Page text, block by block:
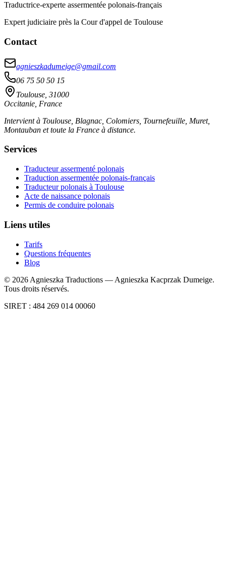
Traductrice-experte assermentée polonais-français
Expert judiciaire près la Cour d'appel de Toulouse
Contact
agnieszkadumeige@gmail.com
06 75 50 50 15
Toulouse, 31000
Occitanie, France
Intervient à Toulouse, Blagnac, Colomiers, Tournefeuille, Muret,
Montauban et toute la France à distance.
Services
Traducteur assermenté polonais
Traduction assermentée polonais-français
Traducteur polonais à Toulouse
Acte de naissance polonais
Permis de conduire polonais
Liens utiles
Tarifs
Questions fréquentes
Blog
© 2026 Agnieszka Traductions — Agnieszka Kacprzak Dumeige.
Tous droits réservés.
SIRET : 484 269 014 00060